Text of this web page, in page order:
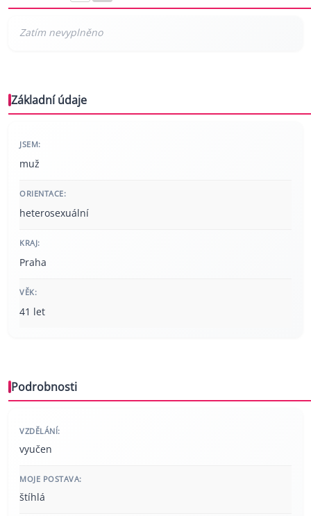
Základní údaje
JSEM:
muž
ORIENTACE:
heterosexuální
KRAJ:
Praha
VĚK:
41 let
Podrobnosti
VZDĚLÁNÍ:
vyučen
MOJE POSTAVA:
štíhlá